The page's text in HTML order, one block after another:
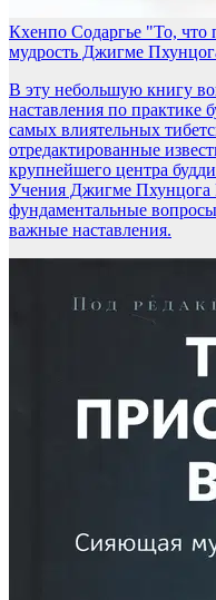
Кхенпо Содаргье "То, что
мудрость Джигме
В эту небольшую книгу
наставления по практике
самых влиятельных
отредактированные
крупнейшего центра
Учения Джигме Пхунцога
фундаментальные
важные наставления.